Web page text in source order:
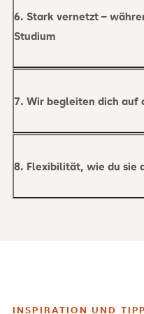
6. Stark vernetzt –
Studium
7. Wir begleiten dich auf
8. Flexibilität, wie du sie
INSPIRATION UND